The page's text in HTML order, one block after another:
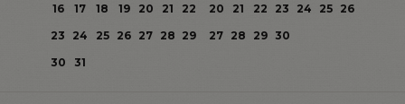
16
17 18 19 20 21
22
23
24 25 26 27 28 29
30
31
20
21 22 23 24 25
26
27 28 29 30